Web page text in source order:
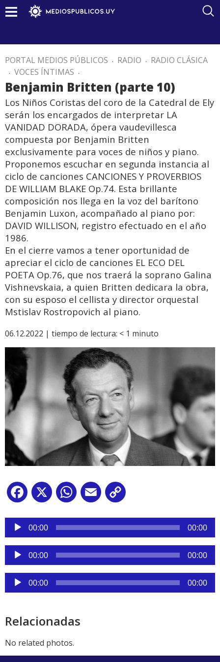
PORTAL MEDIOS PÚBLICOS . RADIO . RADIO CLÁSICA
. VOCES ÍNTIMAS .
Benjamin Britten (parte 10)
Los Niños Coristas del coro de la Catedral de Ely
serán los encargados de interpretar LA
VANIDAD DORADA, ópera vaudevillesca
compuesta por Benjamin Britten
exclusivamente para voces de niños y piano.
Proponemos escuchar en segunda instancia al
ciclo de canciones CANCIONES Y PROVERBIOS
DE WILLIAM BLAKE Op.74. Esta brillante
composición nos llega en la voz del barítono
Benjamin Luxon, acompañado al piano por:
DAVID WILLISON, registro efectuado en el año
1986.
En el cierre vamos a tener oportunidad de
apreciar el ciclo de canciones EL ECO DEL
POETA Op.76, que nos traerá la soprano Galina
Vishnevskaia, a quien Britten dedicara la obra,
con su esposo el cellista y director orquestal
Mstislav Rostropovich al piano.
06.12.2022 | tiempo de lectura: < 1 minuto
Facebook
X WhatsApp
Email
Reproductor
audio
00:00 00:00
Reproductor
de
audio
00:00 00:00
Reproductor
de
00:00 00:00
Relacionadas
No related photos.